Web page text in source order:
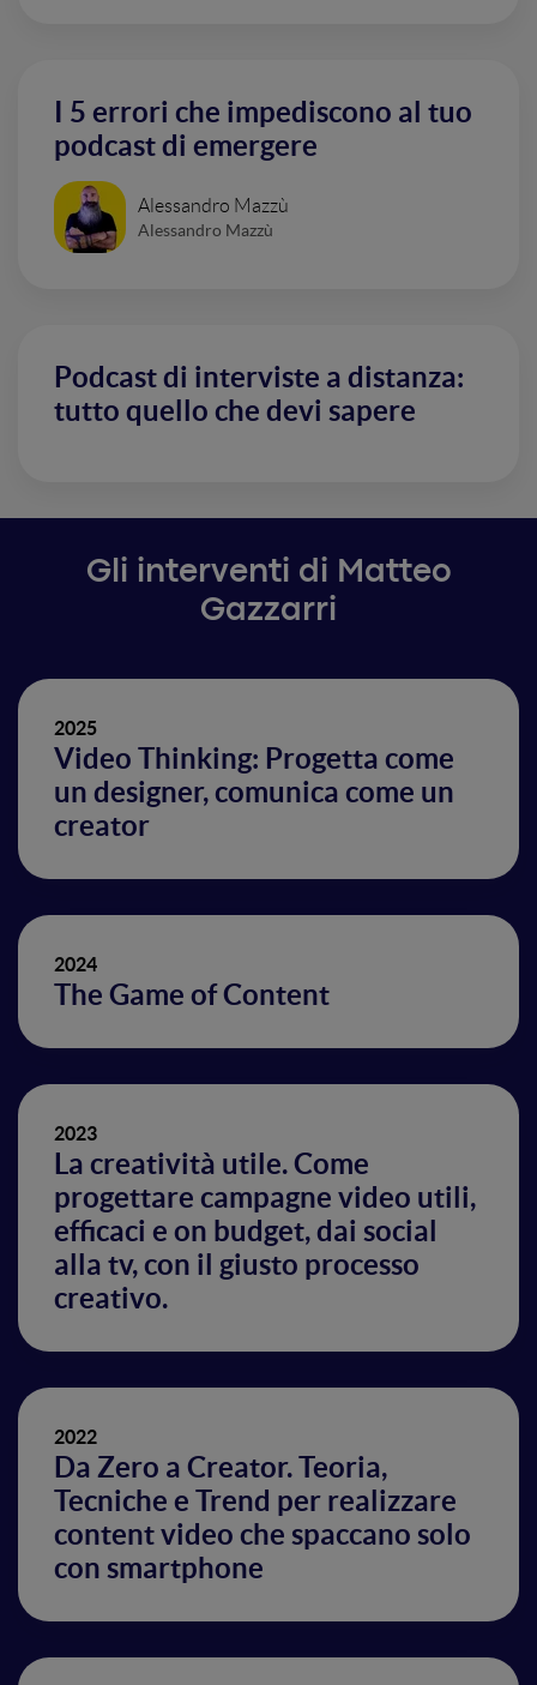
I 5 errori che impediscono al tuo
podcast di emergere
Alessandro Mazzù
Alessandro Mazzù
Podcast di interviste a distanza:
tutto quello che devi sapere
Gli interventi di Matteo
Gazzarri
2025
Video Thinking: Progetta come
un designer, comunica come un
creator
2024
The Game of Content
2023
La creatività utile. Come
progettare campagne video utili,
efficaci e on budget, dai social
alla tv, con il giusto processo
creativo.
2022
Da Zero a Creator. Teoria,
Tecniche e Trend per realizzare
content video che spaccano solo
con smartphone